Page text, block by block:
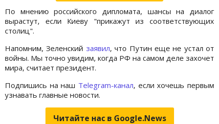
По мнению российского дипломата, шансы на диалог
вырастут, если Киеву "прикажут из соответствующих
столиц".
Напомним, Зеленский заявил, что Путин еще не устал от
войны. Мы точно увидим, когда РФ на самом деле захочет
мира, считает президент.
Подпишись на наш Telegram-канал, если хочешь первым
узнавать главные новости.
Читайте нас в Google.News